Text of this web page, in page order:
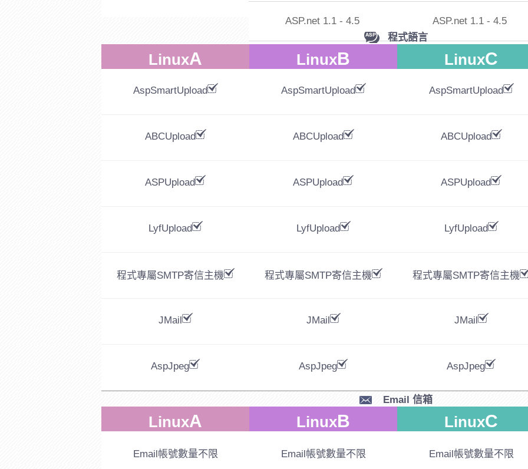
ASP.net 1.1 - 4.5
MSSQL資料庫
100MB:2000元/年
費用(年)4800
ASP.net 1.1 - 4.5
MSSQL資料庫
100MB:2000元/年
費用(年)8800
程式語言
LinuxA
AspSmartUpload
ABCUpload
ASPUpload
LyfUpload
程式專屬SMTP寄信主機
JMail
AspJpeg
LinuxB
AspSmartUpload
ABCUpload
ASPUpload
LyfUpload
程式專屬SMTP寄信主機
JMail
AspJpeg
LinuxC
AspSmartUpload
ABCUpload
ASPUpload
LyfUpload
程式專屬SMTP寄信主機
JMail
AspJpeg
Email 信箱
LinuxA
Email帳號數量不限
LinuxB
Email帳號數量不限
LinuxC
Email帳號數量不限